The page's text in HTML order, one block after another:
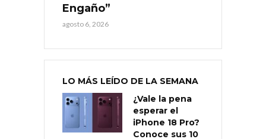
Engaño”
agosto 6, 2026
LO MÁS LEÍDO DE LA SEMANA
¿Vale la pena
esperar el
iPhone 18 Pro?
Conoce sus 10